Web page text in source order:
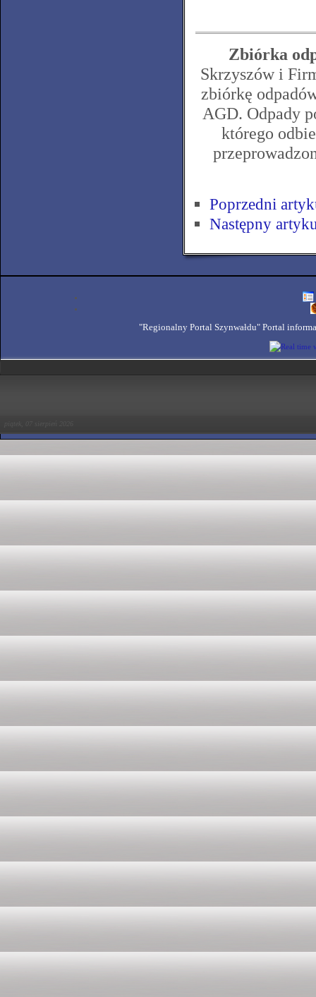
Zbiórka
Skrzyszów i
zbiórkę
AGD. Odpady
którego
Poprzedni
Następny
"Regionalny Portal Szynwałdu" Portal